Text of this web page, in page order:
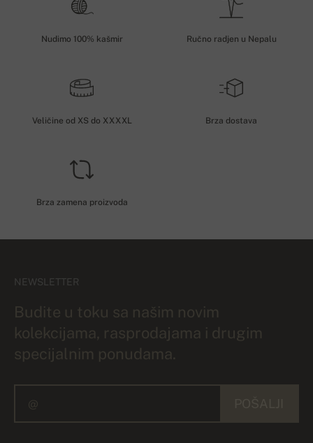
Nudimo 100% kašmir Ručno radjen u Nepalu
Veličine od XS do XXXXL Brza dostava
Brza zamena proizvoda
NEWSLETTER
Budite u toku sa našim novim
kolekcijama, rasprodajama i drugim
specijalnim ponudama.